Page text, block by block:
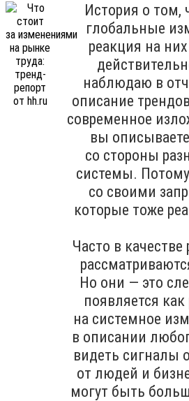
История о том,
глобальные
реакция на
наблюдаю в
описание
современное
вы
со стороны
системы.
со своими
которые тоже
Часто в
Но они — это
появляется
на системное
в описании
видеть сигналы
от людей и
могут быть